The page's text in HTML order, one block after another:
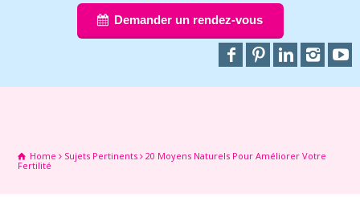
Demander un rendez-vous
Home Sujets Pertinents
20 Moyens Naturels Pour Améliorer Votre
Fertilité